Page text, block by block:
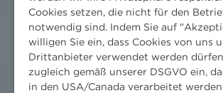
Cookies setzen, die nicht für den
notwendig sind. Indem Sie auf
willigen Sie ein, dass Cookies von uns
Drittanbieter verwendet werden
zugleich gemäß unserer DSGVO ein,
in den USA/Canada verarbeitet